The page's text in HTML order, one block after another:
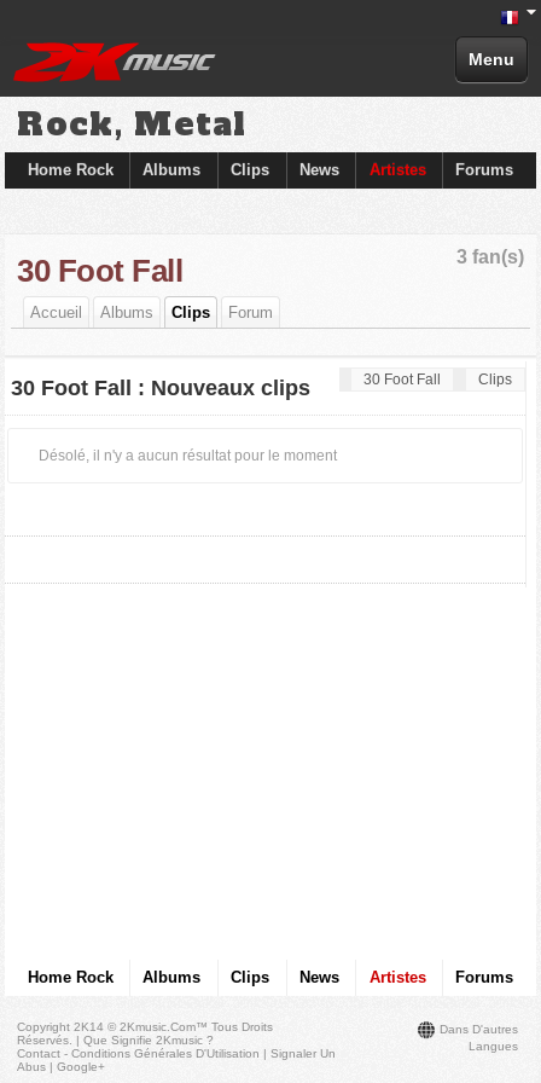
Menu
Rock, Metal
Home Rock Albums Clips News Artistes Forums
3 fan(s)
30 Foot Fall
Accueil Albums Clips Forum
30 Foot Fall Clips
30 Foot Fall : Nouveaux clips
Désolé, il n'y a aucun résultat pour le moment
Home Rock Albums Clips News Artistes Forums
Dans D'autres
Langues
Copyright 2K14 © 2Kmusic.com™Tous Droits
Réservés . |Que Signifie 2Kmusic ?
Contact - Conditions Générales D'Utilisation |Signaler Un
Abus |Google+